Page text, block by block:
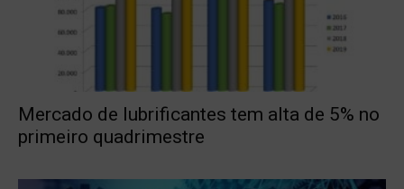
Mercado de lubrificantes tem alta de 5% no
primeiro quadrimestre